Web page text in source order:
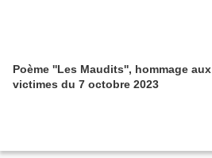
Poème ''Les Maudits'', hommage aux
victimes du 7 octobre 2023